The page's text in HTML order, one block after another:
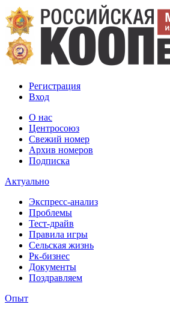
Регистрация
Вход
О нас
Центросоюз
Свежий номер
Архив номеров
Подписка
Актуально
Экспресс-анализ
Проблемы
Тест-драйв
Правила игры
Сельская жизнь
Рк-бизнес
Документы
Поздравляем
Опыт